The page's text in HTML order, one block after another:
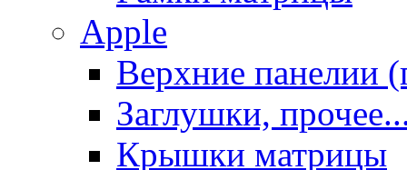
Apple
Верхние панелии
Заглушки,
Крышки матрицы